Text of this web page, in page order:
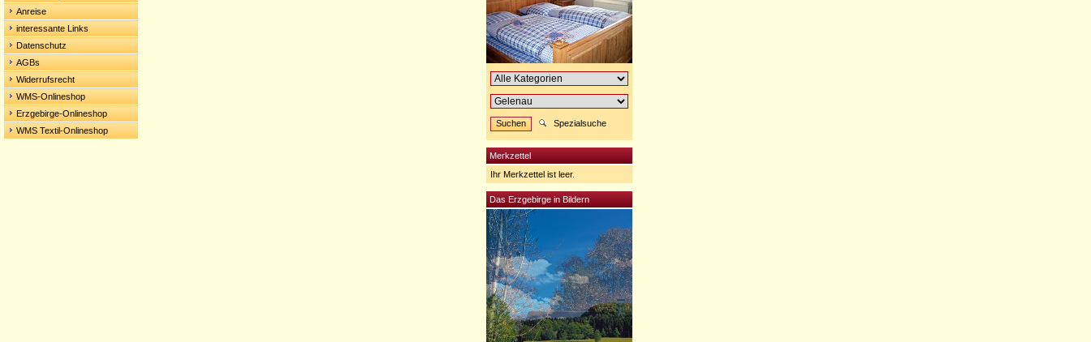
Anreise
interessante Links
Datenschutz
AGBs
Widerrufsrecht
WMS-Onlineshop
Erzgebirge-Onlineshop
WMS Textil-Onlineshop
Spezialsuche
Merkzettel
Ihr Merkzettel ist leer.
Das Erzgebirge in Bildern